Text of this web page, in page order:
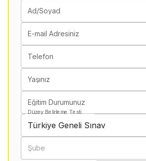
Ad/Soyad
E-mail Adresiniz
Telefon
Yaşınız
Eğitim Durumunuz
Düzey Belirleme Testi
Türkiye Geneli Sınav
Şube